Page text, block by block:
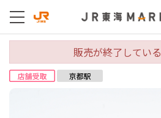
販売が終了してい